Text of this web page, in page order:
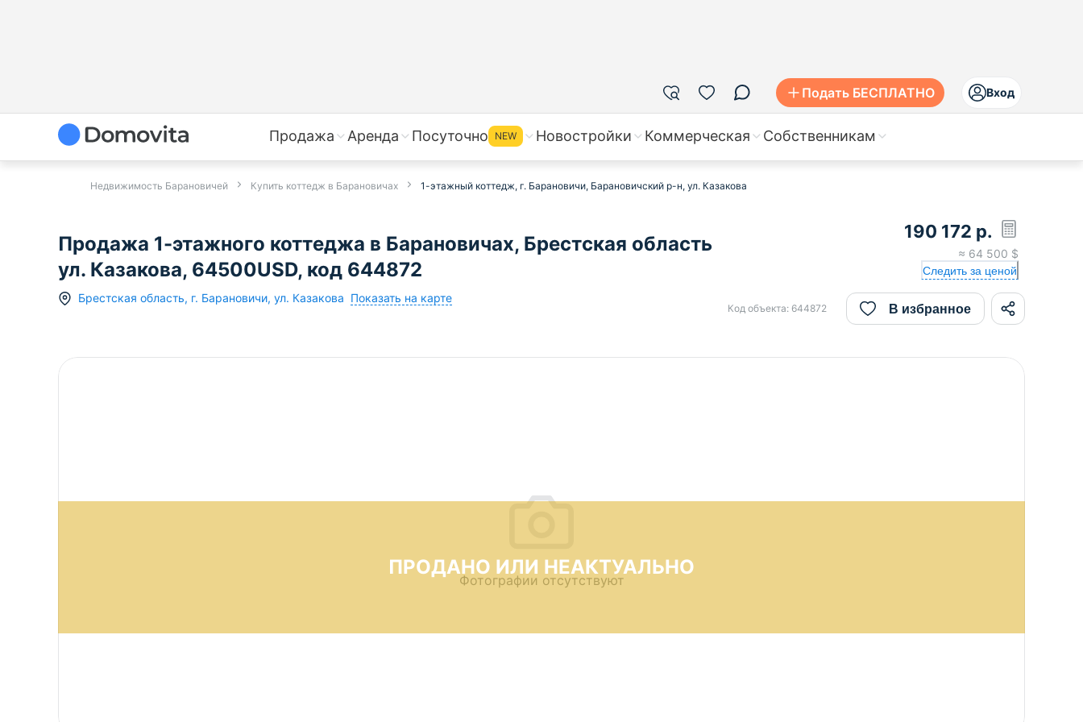
Подать БЕСПЛАТНО Вход
Продажа Аренда Посуточно NEW Новостройки Коммерческая Собственникам
Недвижимость Барановичей Купить коттедж в Барановичах 1-этажный коттедж, г. Барановичи, Барановичский р-н, ул. Казакова
Продажа 1-этажного коттеджа в Барановичах, Брестская область
ул. Казакова, 64500USD, код 644872
Брестская область, г. Барановичи, ул. Казакова Показать на карте
190 172 р.
≈ 64 500 $
Следить за ценой
Код объекта: 644872 В избранное
ПРОДАНО ИЛИ НЕАКТУАЛЬНО
Фотографии отсутствуют